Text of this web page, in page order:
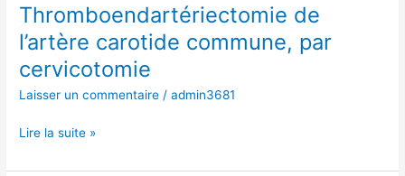
Thromboendartériectomie de
l’artère carotide commune, par
cervicotomie
Laisser un commentaire /admin3681
Thromboendartériectomie
de
l’artère
carotide
commune,
cervicotomie
Lire la suite »